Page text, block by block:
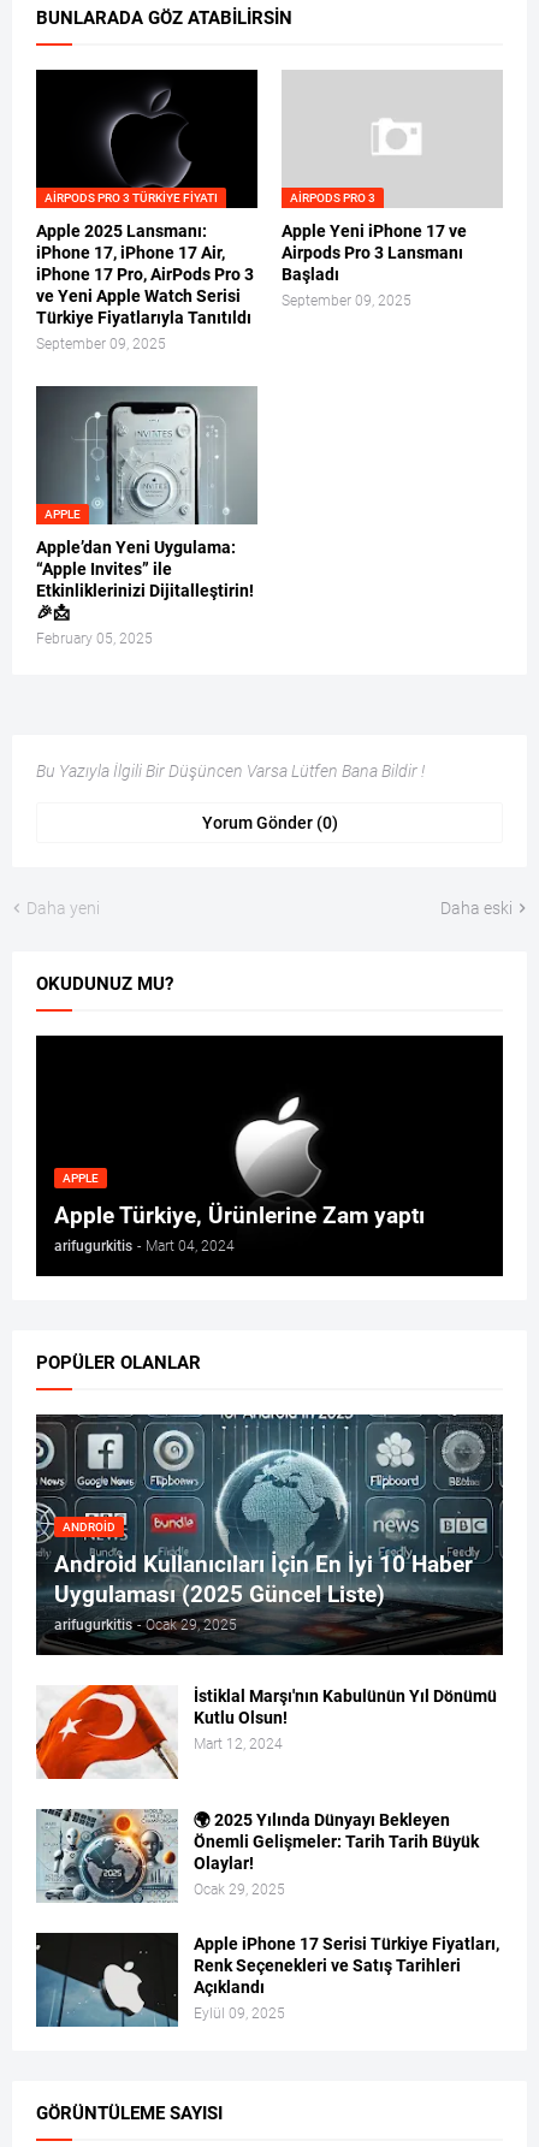
BUNLARADA GÖZ ATABILIRSIN
AIRPODS PRO 3 TÜRKIYE FIYATI
Apple 2025 Lansmanı:
iPhone 17, iPhone 17 Air,
iPhone 17 Pro, AirPods Pro 3
ve Yeni Apple Watch Serisi
Türkiye Fiyatlarıyla Tanıtıldı
September 09, 2025
AIRPODS PRO 3
Apple Yeni iPhone 17 ve
Airpods Pro 3 Lansmanı
Başladı
September 09, 2025
APPLE
Apple’dan Yeni Uygulama:
“Apple Invites” ile
Etkinliklerinizi Dijitalleştirin!
🎉📩
February 05, 2025
Bu Yazıyla İlgili Bir Düşüncen Varsa Lütfen Bana Bildir !
Yorum Gönder (0)
Daha yeni Daha eski
OKUDUNUZ MU?
APPLE
Apple Türkiye, Ürünlerine Zam yaptı
arifugurkitis - Mart 04, 2024
POPÜLER OLANLAR
ANDROID
Android Kullanıcıları İçin En İyi 10 Haber
Uygulaması (2025 Güncel Liste)
arifugurkitis - Ocak 29, 2025
İstiklal Marşı'nın Kabulünün Yıl Dönümü
Kutlu Olsun!
Mart 12, 2024
🌍 2025 Yılında Dünyayı Bekleyen
Önemli Gelişmeler: Tarih Tarih Büyük
Olaylar!
Ocak 29, 2025
Apple iPhone 17 Serisi Türkiye Fiyatları,
Renk Seçenekleri ve Satış Tarihleri
Açıklandı
Eylül 09, 2025
GÖRÜNTÜLEME SAYISI